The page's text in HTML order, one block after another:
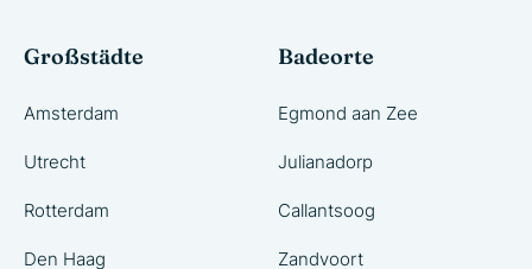
Großstädte
Amsterdam
Utrecht
Rotterdam
Den Haag
Badeorte
Egmond aan Zee
Julianadorp
Callantsoog
Zandvoort